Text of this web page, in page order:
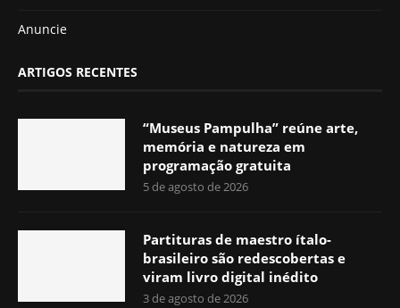
Anuncie
ARTIGOS RECENTES
“Museus Pampulha” reúne arte,
memória e natureza em
programação gratuita
5 de agosto de 2026
Partituras de maestro ítalo-
brasileiro são redescobertas e
viram livro digital inédito
3 de agosto de 2026